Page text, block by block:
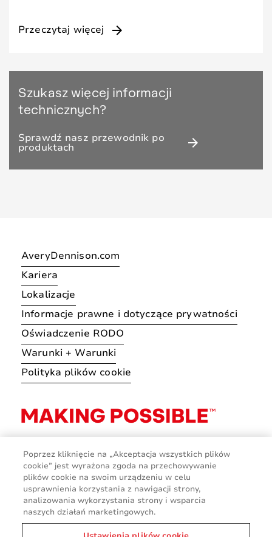
Przeczytaj więcej arrow_forward
Szukasz więcej informacji
technicznych?
Sprawdź nasz przewodnik po
produktach arrow_forward
AveryDennison.com
Kariera
Lokalizacje
Informacje prawne i dotyczące prywatności
Oświadczenie RODO
Warunki + Warunki
Polityka plików cookie
Poprzez kliknięcie na „Akceptacja wszystkich plików
cookie” jest wyrażona zgoda na przechowywanie
plików cookie na swoim urządzeniu w celu
usprawnienia korzystania z nawigacji strony,
analizowania wykorzystania strony i wsparcia
naszych działań marketingowych.